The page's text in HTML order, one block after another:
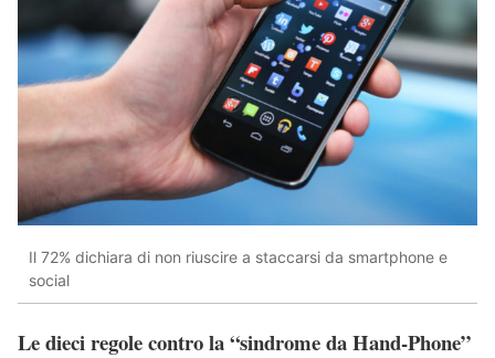
Il 72% dichiara di non riuscire a staccarsi da smartphone e
social
Le dieci regole contro la “sindrome da Hand-Phone”